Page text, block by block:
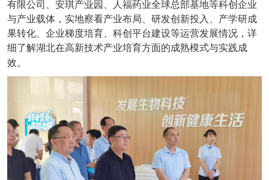
有限公司、安琪产业园、人福药业全球总部基地等科创企业
与产业载体，实地察看产业布局、研发创新投入、产学研成
果转化、企业梯度培育、科创平台建设等运营发展情况，详
细了解湖北在高新技术产业培育方面的成熟模式与实践成
效。